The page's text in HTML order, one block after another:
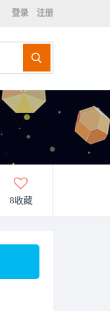
登录 注册
8收藏